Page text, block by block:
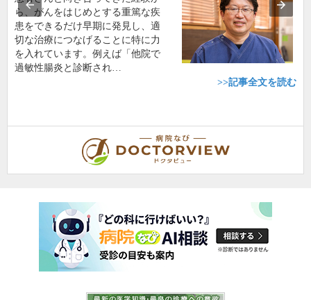
ら、がんをはじめとする重篤な疾
患をできるだけ早期に発見し、適
切な治療につなげることに特に力
を入れています。例えば「他院で
過敏性腸炎と診断され…
>>記事全文を読む